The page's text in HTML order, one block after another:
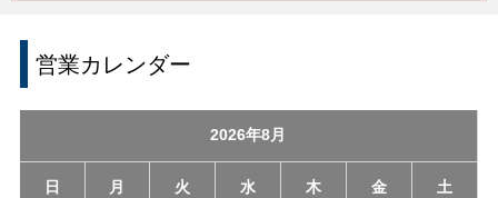
営業カレンダー
2026年8月
日 月 火 水 木 金 土